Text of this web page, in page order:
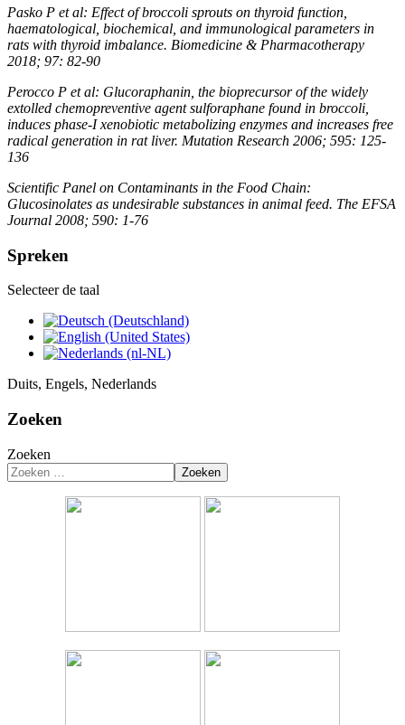
Pasko P et al: Effect of broccoli sprouts on thyroid function,
haematological, biochemical, and immunological parameters in
rats with thyroid imbalance. Biomedicine & Pharmacotherapy
2018; 97: 82-90
Perocco P et al: Glucoraphanin, the bioprecursor of the widely
extolled chemopreventive agent sulforaphane found in broccoli,
induces phase-I xenobiotic metabolizing enzymes and increases free
radical generation in rat liver. Mutation Research 2006; 595: 125-
136
Scientific Panel on Contaminants in the Food Chain:
Glucosinolates as undesirable substances in animal feed. The EFSA
Journal 2008; 590: 1-76
Spreken
Selecteer de taal
Duits, Engels, Nederlands
Zoeken
Zoeken
Zoeken